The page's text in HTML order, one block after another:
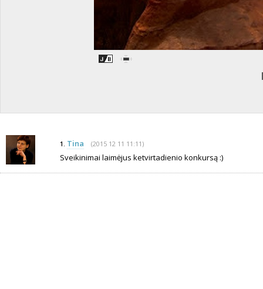
1. Tina (2015 12 11 11:11)
Sveikinimai laimėjus ketvirtadienio konkursą :)